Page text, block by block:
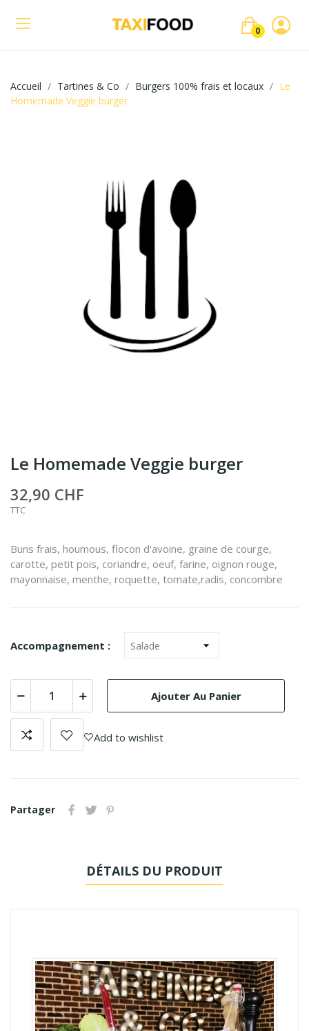
0
Accueil Tartines & Co Burgers 100% frais et locaux
Le
Homemade Veggie burger
Le Homemade Veggie burger
32,90 CHF
TTC
Buns frais, houmous, flocon d'avoine, graine de courge,
carotte, petit pois, coriandre, oeuf, farine, oignon rouge,
mayonnaise, menthe, roquette, tomate,radis, concombre
Accompagnement :
Ajouter Au Panier
Add to wishlist
Partager
DÉTAILS DU PRODUIT